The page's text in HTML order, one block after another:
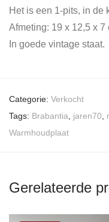
Het is een 1-pits, in de
Afmeting: 19 x 12,5 x 7
In goede vintage staat.
Categorie: Verkocht
Tags: Brabantia jaren70
Warmhoudplaat
Gerelateerde